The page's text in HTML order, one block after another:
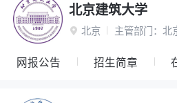
北京建筑大学
 北京 主管部门： 北
网报公告 招生简章